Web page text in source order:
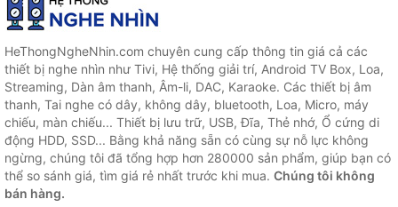
HeThongNgheNhin.com chuyên cung cấp thông tin giá cả các
thiết bị nghe nhìn như Tivi, Hệ thống giải trí, Android TV Box, Loa,
Streaming, Dàn âm thanh, Âm-li, DAC, Karaoke. Các thiết bị âm
thanh, Tai nghe có dây, không dây, bluetooth, Loa, Micro, máy
chiếu, màn chiếu... Thiết bị lưu trữ, USB, Đĩa, Thẻ nhớ, Ổ cứng di
động HDD, SSD... Bằng khả năng sẵn có cùng sự nỗ lực không
ngừng, chúng tôi đã tổng hợp hơn 280000 sản phẩm, giúp bạn có
thể so sánh giá, tìm giá rẻ nhất trước khi mua. Chúng tôi không
bán hàng.